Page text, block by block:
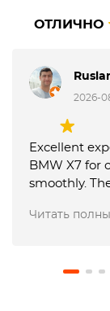
ОТЛИЧНО
2026-
Excellent
BMW X7 for
smoothly.
professional,
in full. We
Читать